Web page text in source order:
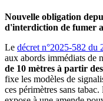
Nouvelle obligation
d'interdiction de fumer
Le décret n°2025-582 du
aux abords immédiats de
de 10 mètres à partir
fixe les modèles de
ces périmètres sans